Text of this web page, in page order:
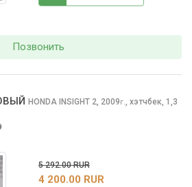
Позвонить
HONDA INSIGHT 2, 2009г., хэтчбек, 1,3
5 292.00 RUR
4 200.00 RUR